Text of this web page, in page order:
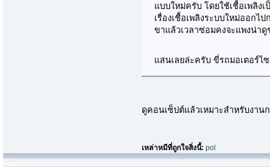
แบบใหม่ครับ โดยใช้เชื้อเพลิง
เรื่องเชื้อเพลิงระบบใหม่ออก
ขาแล้วเวลาซ่อมคงจะแพงน่า
แสนเลยล่ะครับ ขี่รถมอเตอร์ไ
ดูคอนเซ็ปต์แล้วเหมาะสำหรับงาน
เหล่าหมีที่ถูกใจสิ่งนี้:pol